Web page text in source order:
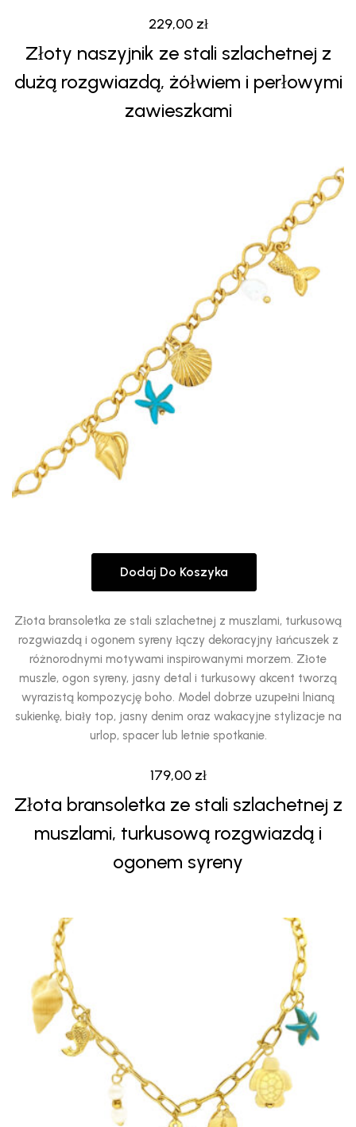
Złoty naszyjnik ze stali szlachetnej z
dużą rozgwiazdą, żółwiem i perłowymi
zawieszkami
229,00 zł
Złota bransoletka ze stali szlachetnej z
muszlami, turkusową rozgwiazdą i
ogonem syreny
179,00 zł
Złota bransoletka ze stali szlachetnej z muszlami, turkusową
rozgwiazdą i ogonem syreny łączy dekoracyjny łańcuszek z
różnorodnymi motywami inspirowanymi morzem. Złote
muszle, ogon syreny, jasny detal i turkusowy akcent tworzą
wyrazistą kompozycję boho. Model dobrze uzupełni lnianą
sukienkę, biały top, jasny denim oraz wakacyjne stylizacje na
urlop, spacer lub letnie spotkanie.
Dodaj Do Koszyka